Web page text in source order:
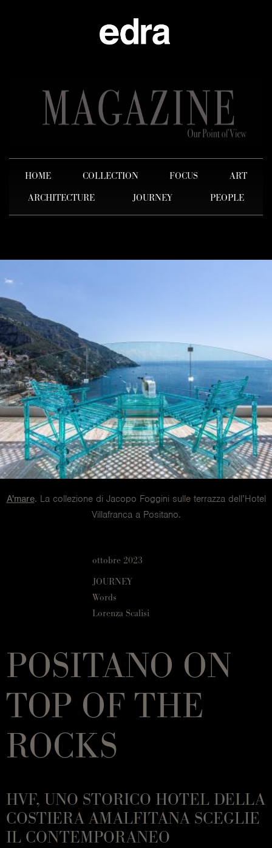
HOME COLLECTION FOCUS
ART
ARCHITECTURE
JOURNEY PEOPLE
A'mare. La collezione di Jacopo Foggini sulle terrazza dell’Hotel
Villafranca a Positano.
ottobre 2023
JOURNEY
Words
Lorenza Scalisi
POSITANO ON
TOP OF THE
ROCKS
HVF, UNO STORICO HOTEL DELLA
COSTIERA AMALFITANA SCEGLIE
IL CONTEMPORANEO